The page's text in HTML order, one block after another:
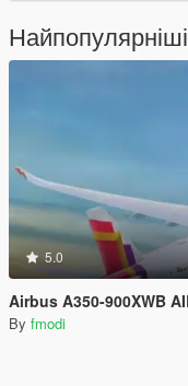
5.0
Airbus A350-900XWB
By fmodi